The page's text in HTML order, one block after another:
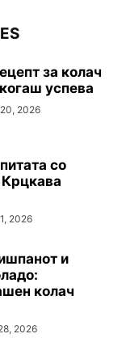
за колач
успева
2026
со
2026
и
колач
2026